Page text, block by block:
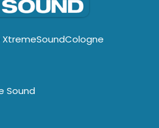
XtremeSoundCologne
Sound